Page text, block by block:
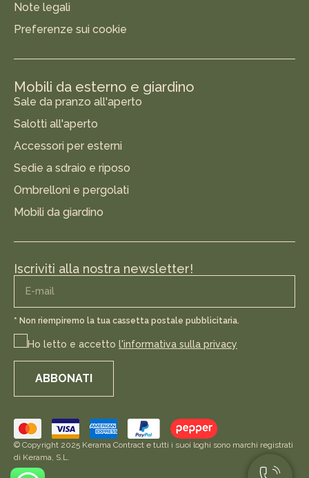
Note legali
Preferenze sui cookie
Mobili da esterno e giardino
Sale da pranzo all'aperto
Salotti all'aperto
Accessori per esterni
Sedie a sdraio e riposo
Ombrelloni e pergolati
Mobili da giardino
Iscriviti alla nostra newsletter!
* Non riempiremo la tua cassetta postale pubblicitaria.
Ho letto e accetto l'informativa sulla privacy
ABBONATI
© Copyright 2025 Kerama Contract e tutti i suoi loghi sono marchi registrati
di Kerama, S.L.